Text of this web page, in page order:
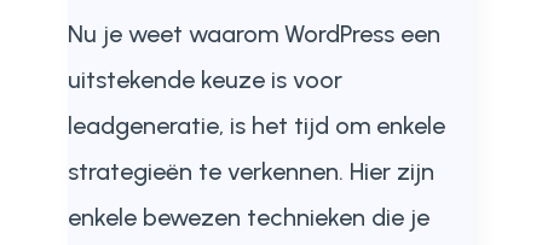
Nu je weet waarom WordPress een
uitstekende keuze is voor
leadgeneratie, is het tijd om enkele
strategieën te verkennen. Hier zijn
enkele bewezen technieken die je